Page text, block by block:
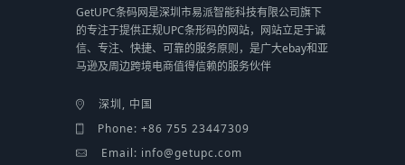
GetUPC条码网是深圳市易派智能科技有限公司旗下
的专注于提供正规UPC条形码的网站，网站立足于诚
信、专注、快捷、可靠的服务原则，是广大ebay和亚
马逊及周边跨境电商值得信赖的服务伙伴
深圳, 中国
Phone: +86 755 23447309
Email: info@getupc.com